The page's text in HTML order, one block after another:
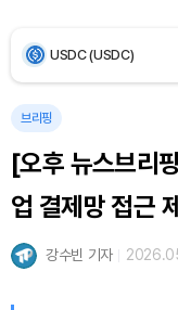
XRP (XRP)
Solana (SOL)
TRON (TRX)
Hyperliquid (HYPE)
브리핑
[오후 뉴스브리
업 결제망 접근
강수빈 기자